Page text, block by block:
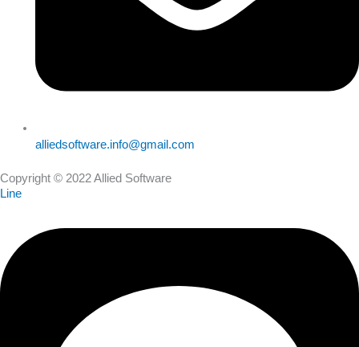
alliedsoftware.info@gmail.com
Copyright © 2022 Allied Software
Line